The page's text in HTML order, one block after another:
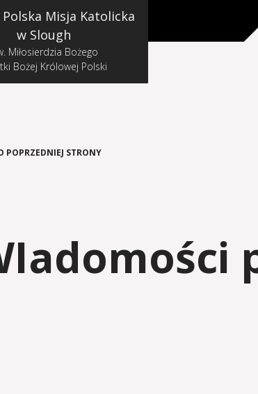
Misja Katolicka
w Slough
Miłosierdzia Bożego
Bożej Królowej Polski
POPRZEDNIEJ STRONY